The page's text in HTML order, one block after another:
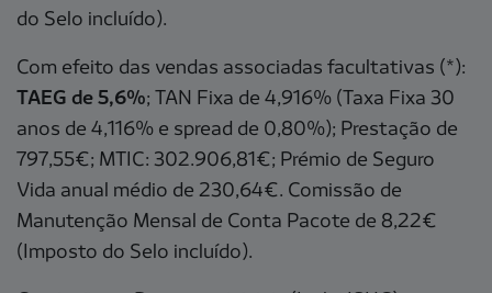
do Selo incluído).
Com efeito das vendas associadas facultativas (*):
TAEG de 5,6%; TAN Fixa de 4,916% (Taxa Fixa 30
anos de 4,116% e spread de 0,80%); Prestação de
797,55€; MTIC: 302.906,81€; Prémio de Seguro
Vida anual médio de 230,64€. Comissão de
Manutenção Mensal de Conta Pacote de 8,22€
(Imposto do Selo incluído).